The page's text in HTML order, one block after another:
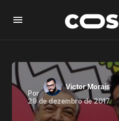
Por
Victor Morais
29 de dezembro de 2017